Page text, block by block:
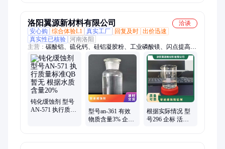
洛阳翼源新材料有限公司
洽谈
安心购
综合体验L1 真实工厂 回复及时 出价迅速
真实性已核验 河南洛阳
主营： 碳酸铝、硫化钙、硅铝凝胶粉、工业磷酸镁、闪点提高
剂、表面活性剂、耐火材料、水处理原材料
钝化缓蚀剂 型号
AN-571 执行质量
型号an-361 有效
物质含量3% 企标
根据实际情况 型
号296 企标 活性